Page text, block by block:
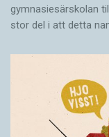
gymnasiesärskolan
stor del i att detta